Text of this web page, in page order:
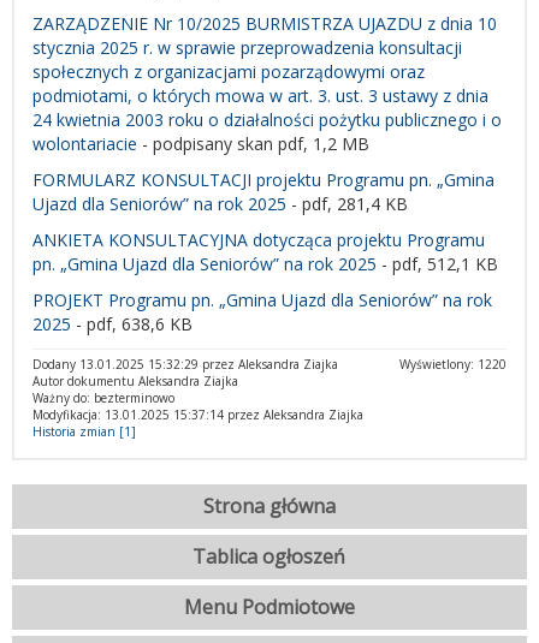
ZARZĄDZENIE Nr 10/2025 BURMISTRZA UJAZDU z dnia 10
stycznia 2025 r. w sprawie przeprowadzenia konsultacji
społecznych z organizacjami pozarządowymi oraz
podmiotami, o których mowa w art. 3. ust. 3 ustawy z dnia
24 kwietnia 2003 roku o działalności pożytku publicznego i o
wolontariacie - podpisany skan pdf, 1,2 MB
FORMULARZ KONSULTACJI projektu Programu pn. „Gmina
Ujazd dla Seniorów” na rok 2025 - pdf, 281,4 KB
ANKIETA KONSULTACYJNA dotycząca projektu Programu
pn. „Gmina Ujazd dla Seniorów” na rok 2025 - pdf, 512,1 KB
PROJEKT Programu pn. „Gmina Ujazd dla Seniorów” na rok
2025 - pdf, 638,6 KB
Wyświetlony: 1220
Dodany 13.01.2025 15:32:29 przez Aleksandra Ziajka
Autor dokumentu Aleksandra Ziajka
Ważny do: bezterminowo
Modyfikacja: 13.01.2025 15:37:14 przez Aleksandra Ziajka
Historia zmian [1]
Strona główna
Tablica ogłoszeń
Menu Podmiotowe